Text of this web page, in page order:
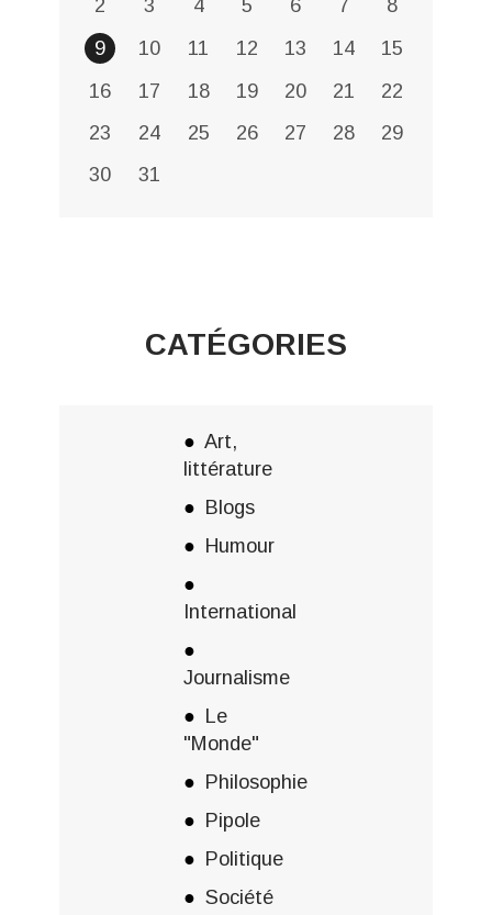
2
3 4 5 6 7
8
9
10 11 12 13 14
15
16
17 18 19 20 21
22
23
24 25 26 27 28
29
30
31
CATÉGORIES
Art,
littérature
Blogs
Humour
International
Journalisme
Le
"Monde"
Philosophie
Pipole
Politique
Société